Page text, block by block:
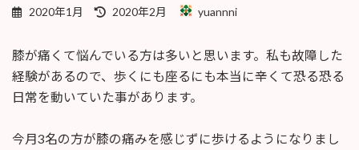
2020年1月
最
新
日
時
:
2020年2月 yuannni
膝が痛くて悩んでいる方は多いと思います。私も故障した
経験があるので、歩くにも座るにも本当に辛くて恐る恐る
日常を動いていた事があります。
今月3名の方が膝の痛みを感じずに歩けるようになりまし